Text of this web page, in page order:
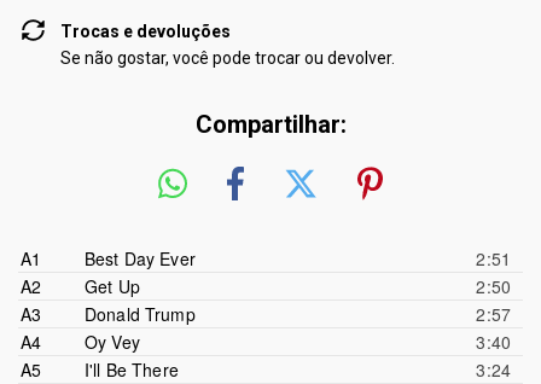
Trocas e devoluções
Se não gostar, você pode trocar ou devolver.
Compartilhar:
A1 Best Day Ever
2:51
A2
Get Up
Teddy Roxpin
2:50
A3
Donald Trump
2:57
A4
Oy Vey
3:40
A5
I'll Be There
3:24